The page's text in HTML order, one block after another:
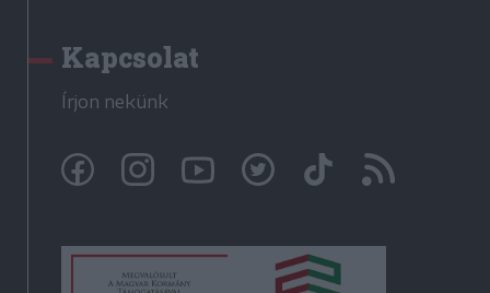
Kapcsolat
Írjon nekünk